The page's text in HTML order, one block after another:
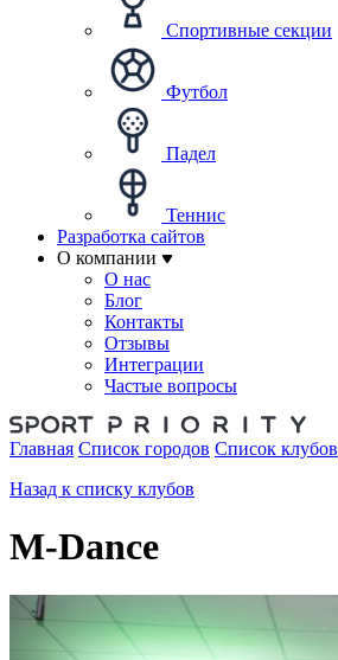
Спортивные секции
Футбол
Падел
Теннис
Разработка сайтов
О компании
О нас
Блог
Контакты
Отзывы
Интеграции
Частые вопросы
Главная Список городов Список клубов
Назад к списку клубов
M-Dance